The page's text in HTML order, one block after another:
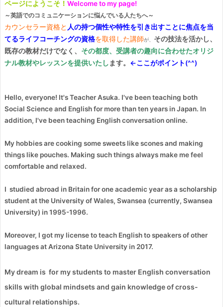
ページにようこそ！ Welcome to my page!
～英語でのコミュニケーションに悩んでいる人たちへ～
カウンセラー資格と 人の持つ個性や特性を引き出すことに焦点を当
てるライフコーチングの資格を取得した講師が、 その技法を活かし、
既存の教材だけでなく、 その都度、受講者の趣向に合わせたオリジ
ナル教材やレッスンを提供いたし ます。 ←ここがポイント(^^)
Hello, everyone! It's Teacher Asuka. I've been teaching both
Social Science and English for more than ten years in Japan. In
addition, I've been teaching English conversation online.
My hobbies are cooking some sweets like scones and making
things like pouches. Making such things always make me feel
comfortable and relaxed.
I studied abroad in Britain for one academic year as a scholarship
student at the University of Wales, Swansea (currently, Swansea
University) in 1995-1996.
Moreover, I got my license to teach English to speakers of other
languages at Arizona State University in 2017.
My dream is for my students to master English conversation
skills with global mindsets and gain knowledge of cross-
cultural relationships.